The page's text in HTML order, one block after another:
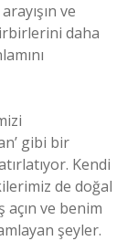
ve
daha
gibi bir
Kendi
de doğal
ve benim
şeyler.